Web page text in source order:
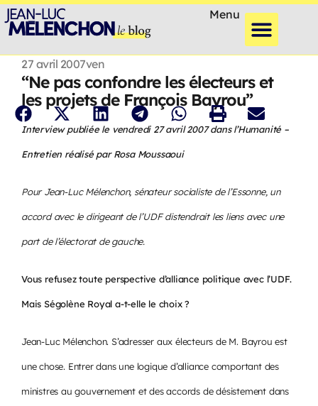
Menu
27 avril 2007ven
“Ne pas confondre les électeurs et
les projets de François Bayrou”
Interview publiée le vendredi 27 avril 2007 dans l’Humanité –
Entretien réalisé par Rosa Moussaoui
Pour Jean-Luc Mélenchon, sénateur socialiste de l’Essonne, un
accord avec le dirigeant de l’UDF distendrait les liens avec une
part de l’électorat de gauche.
Vous refusez toute perspective d’alliance politique avec l’UDF.
Mais Ségolène Royal a-t-elle le choix ?
Jean-Luc Mélenchon. S’adresser aux électeurs de M. Bayrou est
une chose. Entrer dans une logique d’alliance comportant des
ministres au gouvernement et des accords de désistement dans